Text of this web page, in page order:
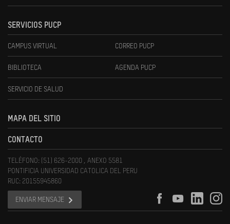
SERVICIOS PUCP
CAMPUS VIRTUAL CORREO PUCP
BIBLIOTECA AGENDA PUCP
SERVICIO DE SALUD
MAPA DEL SITIO
CONTACTO
TELÉFONO: (51) 626-2000 , ANEXO 5581
PONTIFICIA UNIVERSIDAD CATOLICA DEL PERU
RUC: 20155945860
ENVIAR MENSAJE